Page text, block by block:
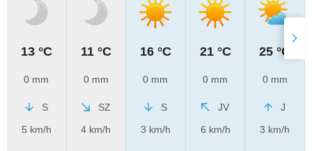
13 °C
0 mm
S
5 km/h
11 °C
0 mm
SZ
4 km/h
16 °C
0 mm
S
3 km/h
21 °C
0 mm
JV
6 km/h
25 °C
0 mm
J
3 km/h